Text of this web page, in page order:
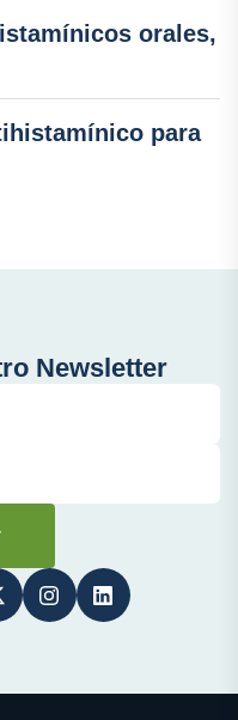
orales,
para
Newsletter